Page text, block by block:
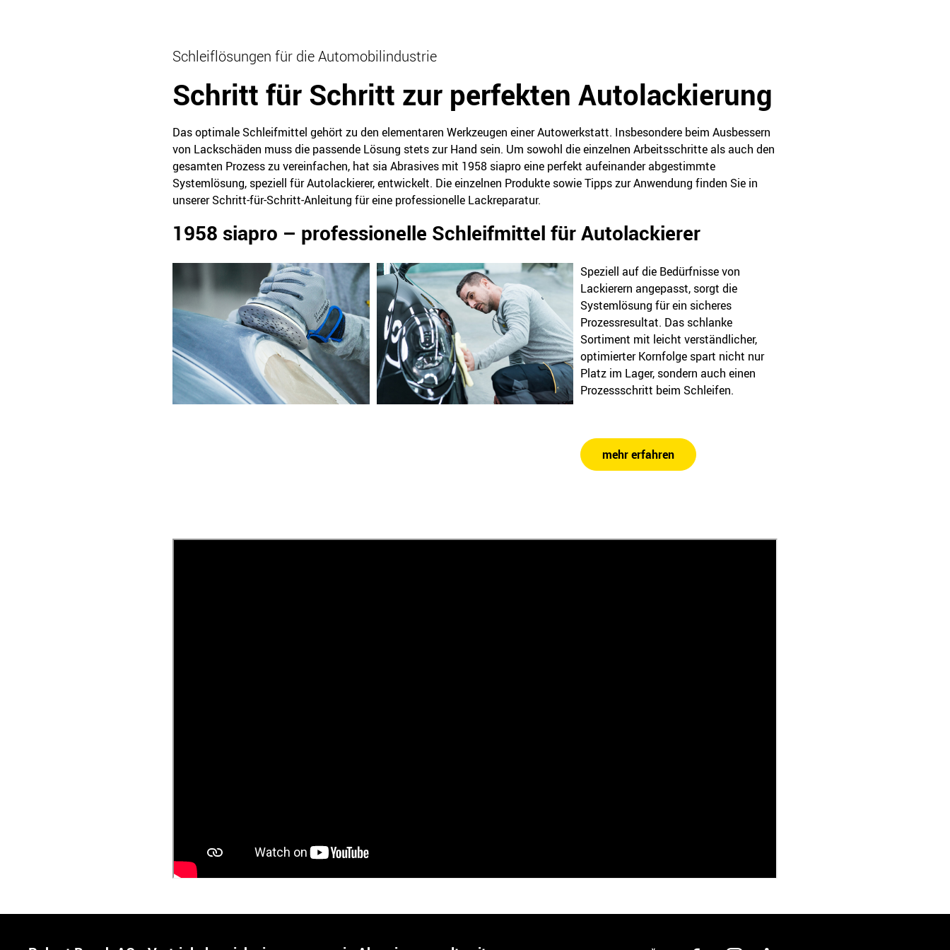
Schleiflösungen für die Automobilindustrie
Schritt für Schritt zur perfekten Autolackierung
Das optimale Schleifmittel gehört zu den elementaren Werkzeugen einer Autowerkstatt. Insbesondere beim Ausbessern
von Lackschäden muss die passende Lösung stets zur Hand sein. Um sowohl die einzelnen Arbeitsschritte als auch den
gesamten Prozess zu vereinfachen, hat sia Abrasives mit 1958 siapro eine perfekt aufeinander abgestimmte
Systemlösung, speziell für Autolackierer, entwickelt. Die einzelnen Produkte sowie Tipps zur Anwendung finden Sie in
unserer Schritt-für-Schritt-Anleitung für eine professionelle Lackreparatur.
1958 siapro – professionelle Schleifmittel für Autolackierer
Speziell auf die Bedürfnisse von
Lackierern angepasst, sorgt die
Systemlösung für ein sicheres
Prozessresultat. Das schlanke
Sortiment mit leicht verständlicher,
optimierter Kornfolge spart nicht nur
Platz im Lager, sondern auch einen
Prozessschritt beim Schleifen.
mehr erfahren